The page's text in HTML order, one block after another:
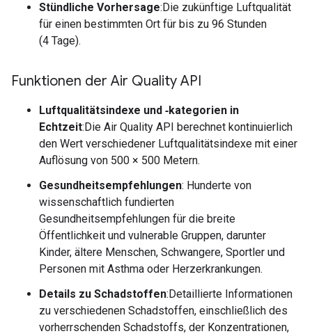
Stündliche Vorhersage:Die zukünftige Luftqualität
für einen bestimmten Ort für bis zu 96 Stunden
(4 Tage).
Funktionen der Air Quality API
Luftqualitätsindexe und ‑kategorien in
Echtzeit:Die Air Quality API berechnet kontinuierlich
den Wert verschiedener Luftqualitätsindexe mit einer
Auflösung von 500 × 500 Metern.
Gesundheitsempfehlungen: Hunderte von
wissenschaftlich fundierten
Gesundheitsempfehlungen für die breite
Öffentlichkeit und vulnerable Gruppen, darunter
Kinder, ältere Menschen, Schwangere, Sportler und
Personen mit Asthma oder Herzerkrankungen.
Details zu Schadstoffen:Detaillierte Informationen
zu verschiedenen Schadstoffen, einschließlich des
vorherrschenden Schadstoffs, der Konzentrationen,